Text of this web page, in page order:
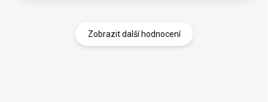
Zobrazit další hodnocení